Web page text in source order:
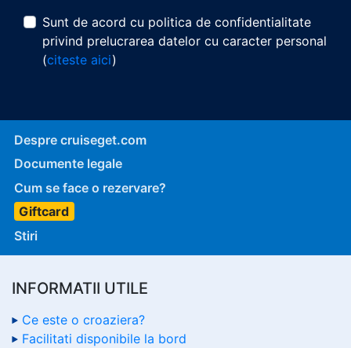
Sunt de acord cu politica de confidentialitate
privind prelucrarea datelor cu caracter personal
(citeste aici)
Despre cruiseget.com
Documente legale
Cum se face o rezervare?
Giftcard
Stiri
INFORMATII UTILE
Ce este o croaziera?
Facilitati disponibile la bord